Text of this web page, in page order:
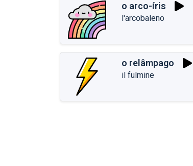
o arco-íris
l'arcobaleno
o relâmpago
il fulmine